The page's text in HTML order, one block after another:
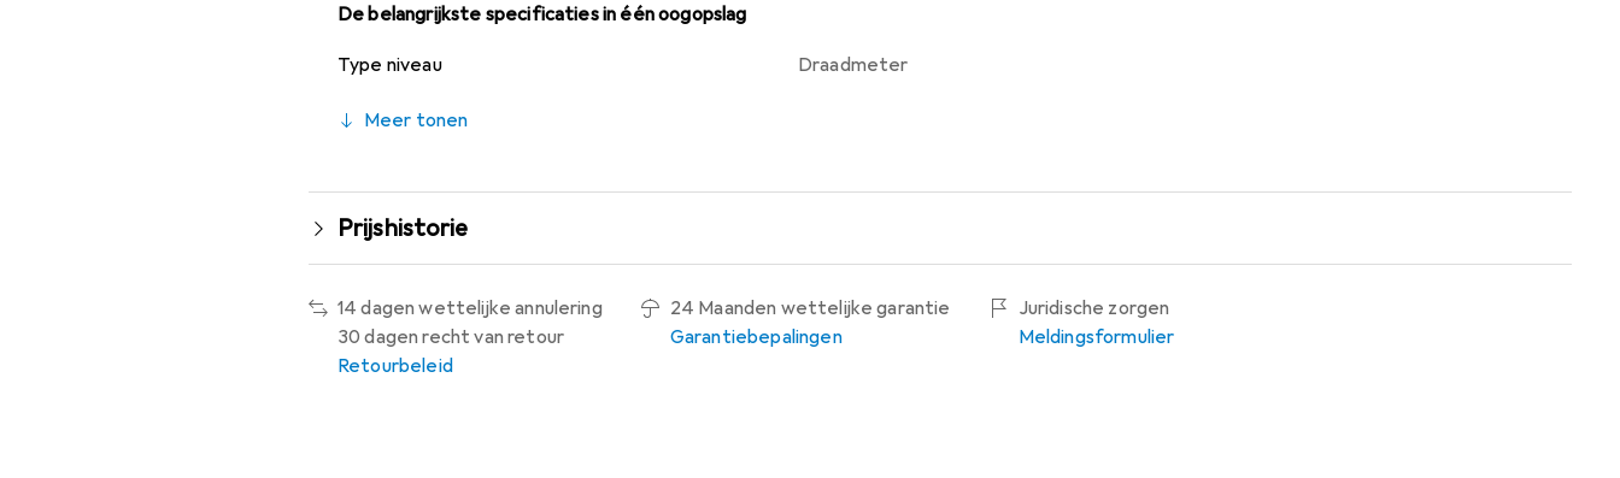
De belangrijkste specificaties in één oogopslag
Type niveau Draadmeter
Meer tonen
Prijshistorie
14 dagen wettelijke annulering
30 dagen recht van retour
Retourbeleid
24 Maanden wettelijke garantie
Garantiebepalingen
Juridische zorgen
Meldingsformulier